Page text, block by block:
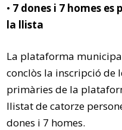
• 7 dones i 7 homes
la llista
La plataforma
conclòs la inscripció de
primàries de la
llistat de catorze
dones i 7 homes.